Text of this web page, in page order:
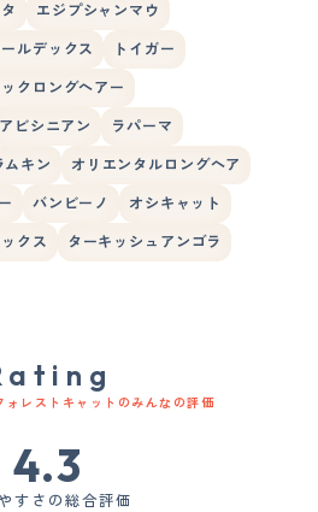
エジプシャンマウ
ルデックス トイガー
クロングヘアー
アビシニアン ラパーマ
ムキン オリエンタルロングヘア
バンビーノ オシキャット
クス ターキッシュアンゴラ
ォレストキャットのみんなの評価
4.3
すさの総合評価